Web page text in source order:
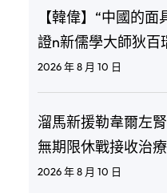
【韓偉】“中國的
證n新儒學大師狄百
2026 年 8 月 10 日
溜馬新援勒韋爾左
無期限休戰接收治療
2026 年 8 月 10 日